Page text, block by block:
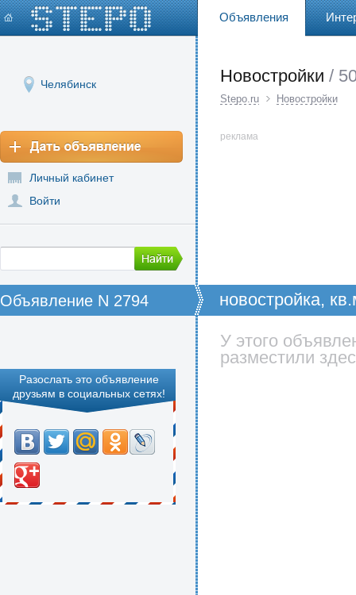
Объявления
Челябинск
Личный кабинет
Войти
Новостройки /
Stepo.ru Новостройки
реклама
Объявление N 2794 новостройка,
Разослать это объявление
друзьям в социальных сетях!
У этого
разместили